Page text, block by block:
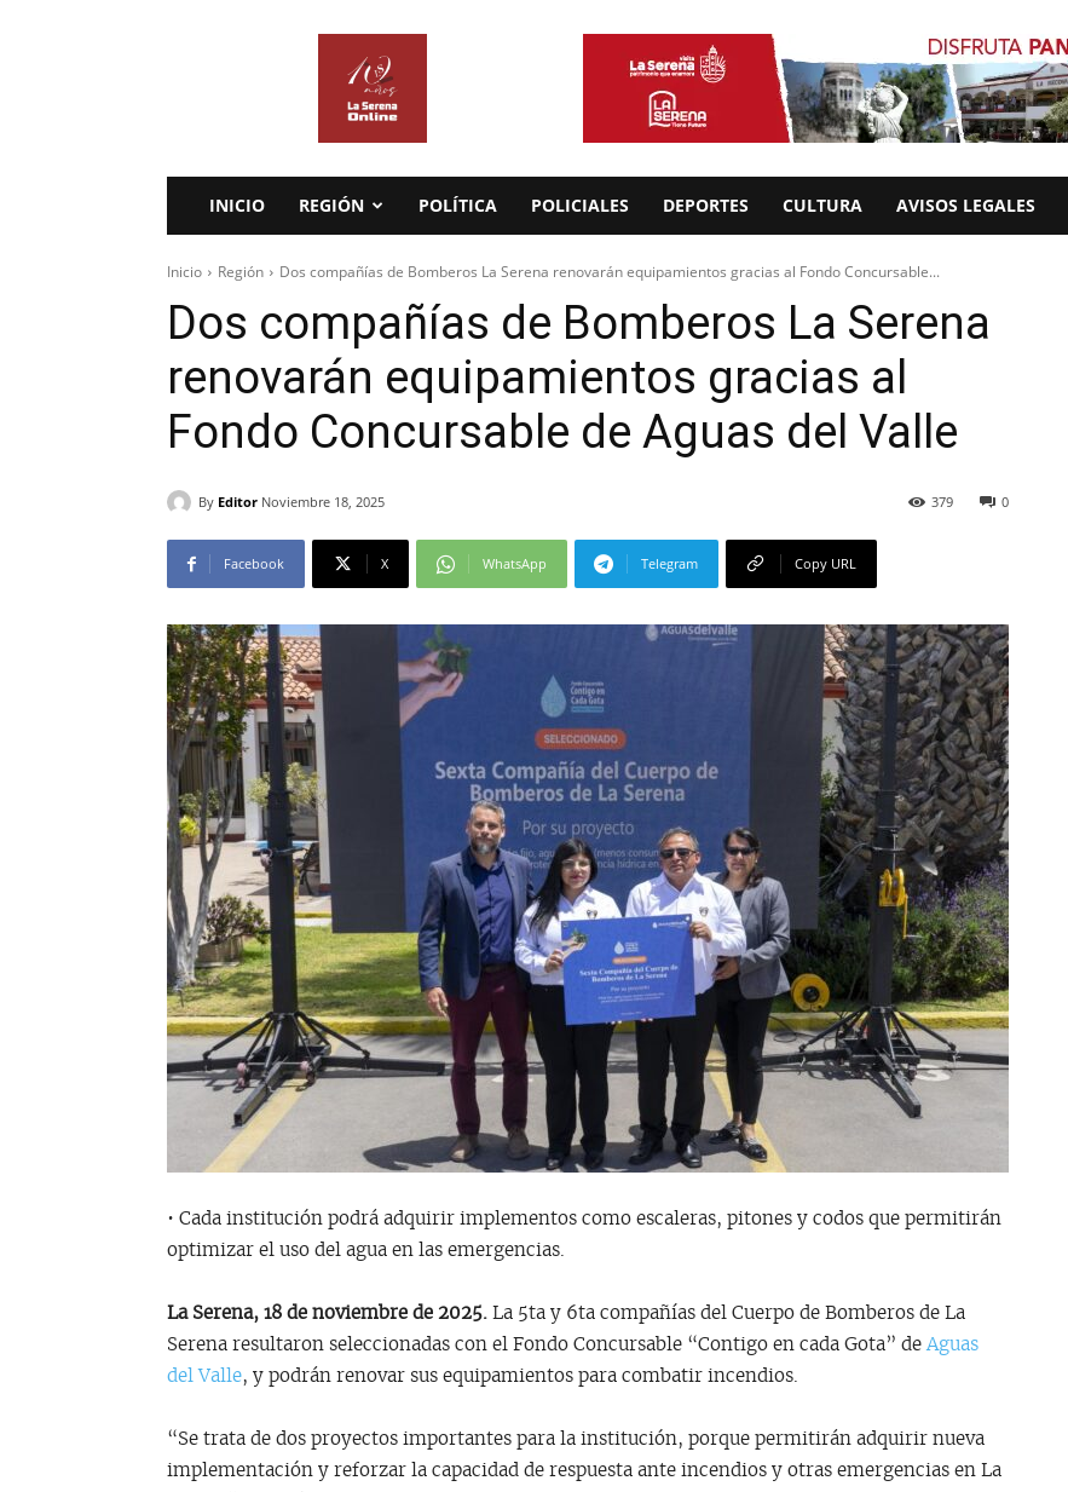
INICIO REGIÓN POLÍTICA POLICIALES DEPORTES CULTURA AVISOS LEGALES
Inicio Región Dos compañías de Bomberos La Serena renovarán equipamientos gracias al Fondo Concursable...
Dos compañías de Bomberos La Serena
renovarán equipamientos gracias al
Fondo Concursable de Aguas del Valle
By Editor Noviembre 18, 2025 0
379
Facebook X WhatsApp Telegram Copy URL
• Cada institución podrá adquirir implementos como escaleras, pitones y codos que permitirán
optimizar el uso del agua en las emergencias.
La Serena, 18 de noviembre de 2025. La 5ta y 6ta compañías del Cuerpo de Bomberos de La
Serena resultaron seleccionadas con el Fondo Concursable “Contigo en cada Gota” deAguas
del Valle, y podrán renovar sus equipamientos para combatir incendios.
“Se trata de dos proyectos importantes para la institución, porque permitirán adquirir nueva
implementación y reforzar la capacidad de respuesta ante incendios y otras emergencias en La